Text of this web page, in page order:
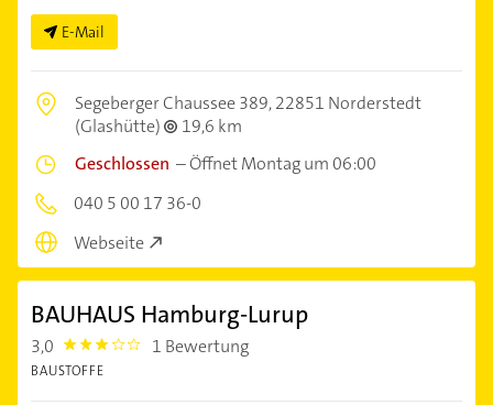
E-Mail
Segeberger Chaussee 389,22851 Norderstedt
(Glashütte)
19,6 km
Geschlossen –Öffnet Montag um 06:00
040 5 00 17 36-0
Webseite
BAUHAUS Hamburg-Lurup
3,0 3.0 1 Bewertung
BAUSTOFFE